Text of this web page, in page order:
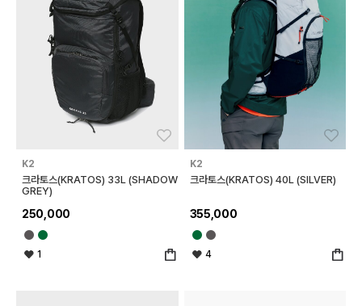
K2
크라토스(KRATOS) 33L (SHADOW
GREY)
250,000
1
K2
크라토스(KRATOS) 40L (SILVER)
355,000
4